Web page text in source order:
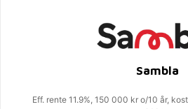
Sambla
Eff. rente 11.9%, 150 000 kr o/10 år,